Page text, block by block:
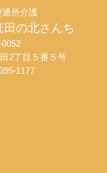
所介護
田の北さんち
2丁目５番５号
1177